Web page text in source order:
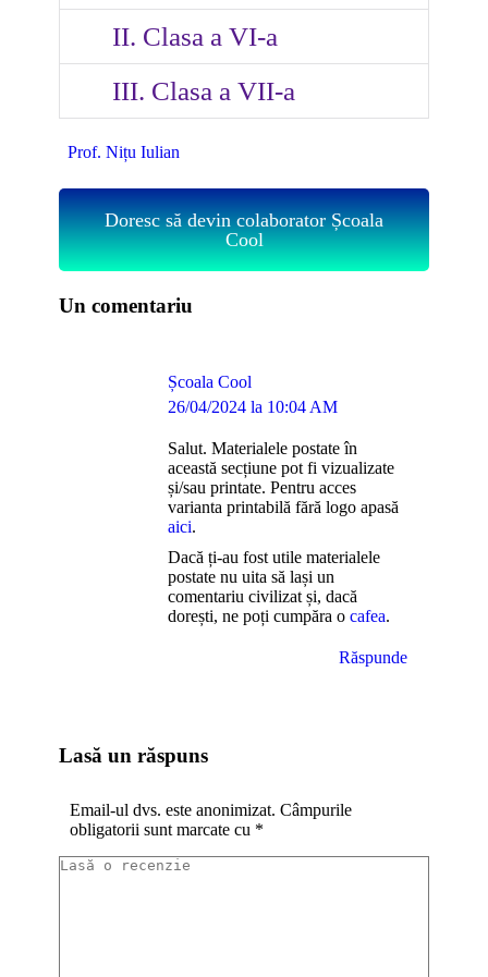
II. Clasa a VI-a
III. Clasa a VII-a
Prof. Nițu Iulian
Doresc să devin colaborator Școala
Cool
Un comentariu
Școala Cool
says:
26/04/2024 la 10:04 AM
Salut. Materialele postate în
această secțiune pot fi vizualizate
și/sau printate. Pentru acces
varianta printabilă fără logo apasă
aici.
Dacă ți-au fost utile materialele
postate nu uita să lași un
comentariu civilizat și, dacă
dorești, ne poți cumpăra o cafea.
Răspunde
Lasă un răspuns
Email-ul dvs. este anonimizat. Câmpurile
obligatorii sunt marcate cu *
Lasă o recenzie